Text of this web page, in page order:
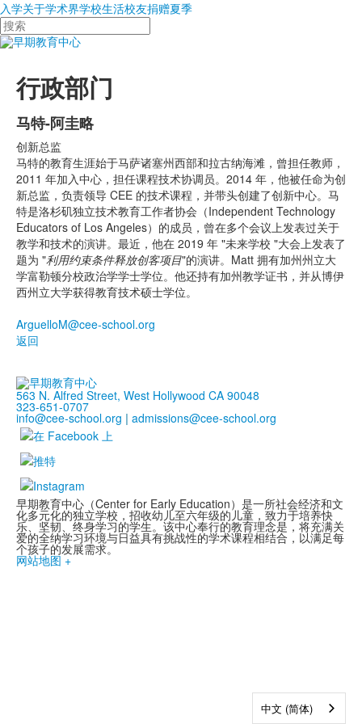
入学关于学术界学校生活校友捐赠夏季
搜
索
行政部门
马特-阿圭略
创新总监
马特的教育生涯始于马萨诸塞州西部和拉古纳海滩，曾担任教师，
2011 年加入中心，担任课程技术协调员。2014 年，他被任命为创
新总监，负责领导 CEE 的技术课程，并带头创建了创新中心。马
特是洛杉矶独立技术教育工作者协会（Independent Technology
Educators of Los Angeles）的成员，曾在多个会议上发表过关于
教学和技术的演讲。最近，他在 2019 年 "未来学校 "大会上发表了
题为 "利用约束条件释放创客项目"的演讲。Matt 拥有加州州立大
学富勒顿分校政治学学士学位。他还持有加州教学证书，并从博伊
西州立大学获得教育技术硕士学位。
ArguelloM@cee-school.org
返回
563 N. Alfred Street, West Hollywood CA 90048
323-651-0707
info@cee-school.org | admissions@cee-school.org
早期教育中心（Center for Early Education）是一所社会经济和文
化多元化的独立学校，招收幼儿至六年级的儿童，致力于培养快
乐、坚韧、终身学习的学生。该中心奉行的教育理念是，将充满关
爱的全纳学习环境与日益具有挑战性的学术课程相结合，以满足每
个孩子的发展需求。
网站地图 +
中文 (简体)